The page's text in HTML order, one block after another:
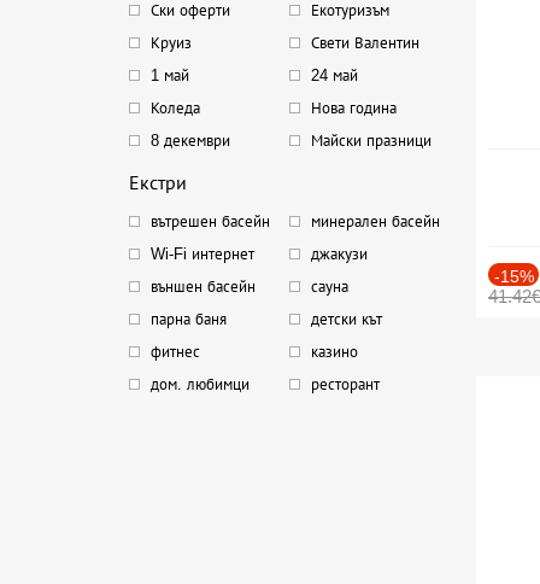
Ски оферти
Екотуризъм
Круиз
Свети Валентин
1 май
24 май
Коледа
Нова година
8 декември
Майски празници
Екстри
вътрешен басейн
минерален басейн
Wi-Fi интернет
джакузи
външен басейн
сауна
парна баня
детски кът
фитнес
казино
дом. любимци
ресторант
-15%
41.42€